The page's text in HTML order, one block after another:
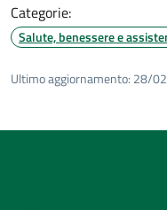
Categorie:
Salute, benessere e
Ultimo aggiornamento: 28/